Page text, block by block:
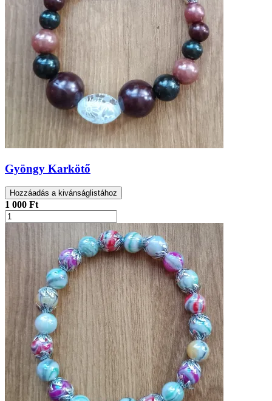
Gyöngy Karkötő
Hozzáadás a kivánságlistához
1 000 Ft